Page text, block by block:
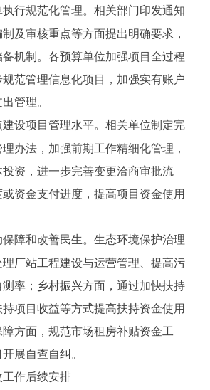
行规范化管理。相关部门印发通知
及审核重点等方面提出明确要求，
机制。各预算单位加强项目全过程
范管理信息化项目，加强实有账户
管理。
设项目管理水平。相关单位制定完
办法，加强前期工作精细化管理，
资，进一步完善变更洽商审批流
资金支付进度，提高项目资金使用
障和改善民生。生态环境保护治理
厂站工程建设与运营管理、提高污
率；乡村振兴方面，通过加快扶持
项目收益等方式提高扶持资金使用
方面，规范市场租房补贴资金工
展自查自纠。
作后续安排